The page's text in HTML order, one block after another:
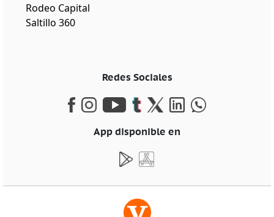
Rodeo Capital
Saltillo 360
Redes Sociales
App disponible en